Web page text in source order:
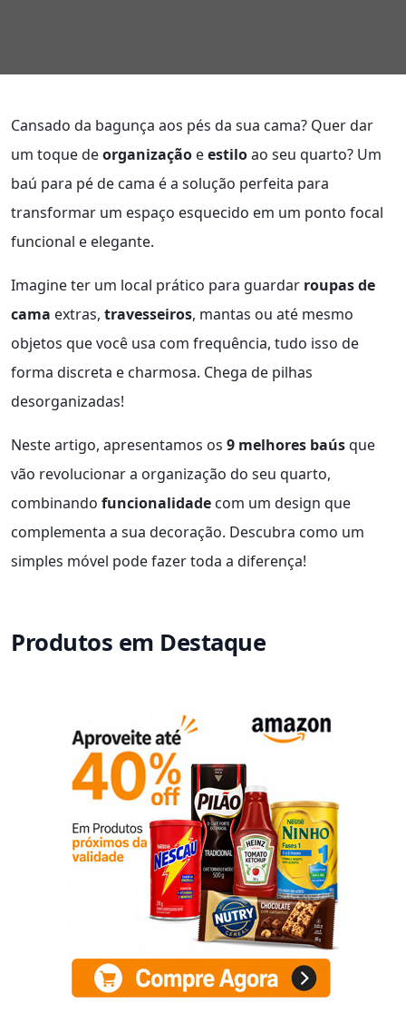
Cansado da bagunça aos pés da sua cama? Quer dar
um toque deorganização eestiloao seu quarto? Um
baú para pé de cama é a solução perfeita para
transformar um espaço esquecido em um ponto focal
funcional e elegante.
Imagine ter um local prático para guardar roupas de
cama extras, travesseiros, mantas ou até mesmo
objetos que você usa com frequência, tudo isso de
forma discreta e charmosa. Chega de pilhas
desorganizadas!
Neste artigo, apresentamos os 9 melhores baúsque
vão revolucionar a organização do seu quarto,
combinando funcionalidade com um design que
complementa a sua decoração. Descubra como um
simples móvel pode fazer toda a diferença!
Produtos em Destaque